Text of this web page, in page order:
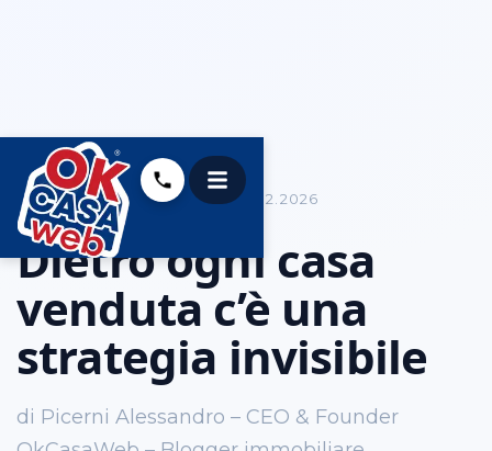
COME VENDERE CASA 05.02.2026
Dietro ogni casa
venduta c’è una
strategia invisibile
di Picerni Alessandro – CEO & Founder